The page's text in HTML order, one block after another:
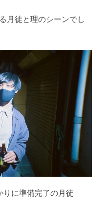
月徒と理のシーンでし
りに準備完了の月徒